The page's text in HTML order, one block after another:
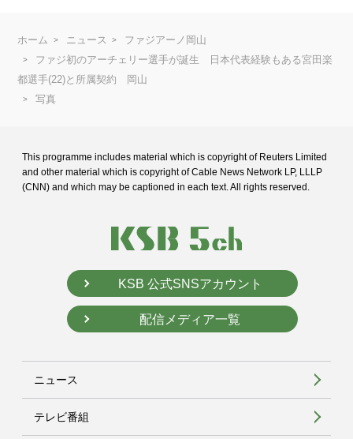
ホーム ニュース
ファジアーノ岡山
ファジ初のアーチェリー選手が誕生 日本代表経験もある宮田楽
都選手(22)と所属契約 岡山
写真
This programme includes material which is copyright of Reuters Limited
and other material which is copyright of Cable News Network LP, LLLP
(CNN) and which may be captioned in each text. All rights reserved.
KSB 公式SNSアカウント
配信メディア一覧
ニュース
テレビ番組